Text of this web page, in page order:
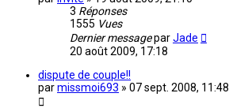
3 Réponses
1555 Vues
Dernier messageparJade
20 août 2009, 17:18
dispute de couple!!
parmissmoi693 » 07 sept. 2008, 11:48